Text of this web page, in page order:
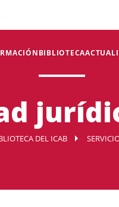
BIBLIOTECA
DEL ICAB